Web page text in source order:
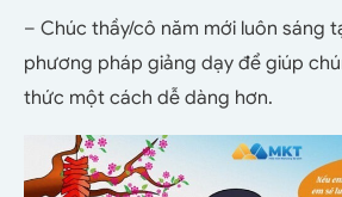
– Chúc thầy/cô năm mới luôn sáng
phương pháp giảng dạy để giúp
thức một cách dễ dàng hơn.